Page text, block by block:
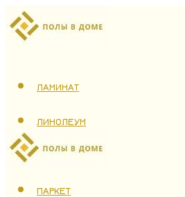
ЛАМИНАТ
ЛИНОЛЕУМ
ТЕПЛЫЙ ПОЛ
ПАРКЕТ